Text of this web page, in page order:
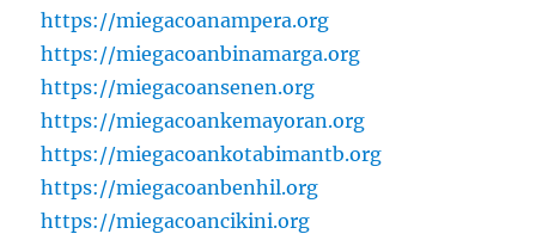
https://miegacoanampera.org
https://miegacoanbinamarga.org
https://miegacoansenen.org
https://miegacoankemayoran.org
https://miegacoankotabimantb.org
https://miegacoanbenhil.org
https://miegacoancikini.org